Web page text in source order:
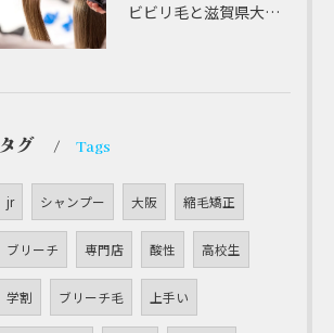
ビビリ毛と滋賀県大津市での他店縮毛矯正失敗をパラゴンヘアーが修復する徹底ガイド
タグ Tags
jr シャンプー 大阪 縮毛矯正
ブリーチ 専門店 酸性 高校生
学割 ブリーチ毛 上手い